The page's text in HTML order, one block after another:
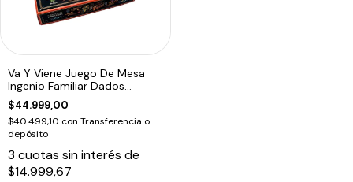
Va Y Viene Juego De Mesa
Ingenio Familiar Dados
Maldon Edu
$44.999,00
$40.499,10 con Transferencia o
depósito
3 cuotas sin interés de
$14.999,67